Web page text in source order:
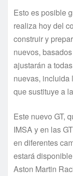
Esto es posible
realiza hoy del
construir y
nuevos,
ajustarán a
nuevas, incluida
que sustituye a
Este nuevo GT,
IMSA y en las
en diferentes
estará
Aston Martin